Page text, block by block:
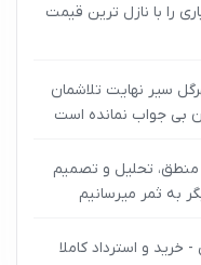
را با نازل ترین قیمت
سیر نهایت تلاشمان
بی جواب نمانده است
منطق، تحلیل و تصمیم
به ثمر میرسانیم
خرید و استرداد کاملا